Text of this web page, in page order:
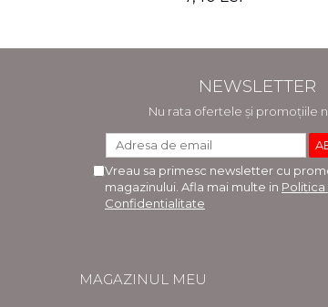
NEWSLETTER
Nu rata ofertele și promoțiile
Vreau sa primesc newsletter cu
magazinului. Afla mai multe in Politica
Confidentialitate
MAGAZINUL MEU